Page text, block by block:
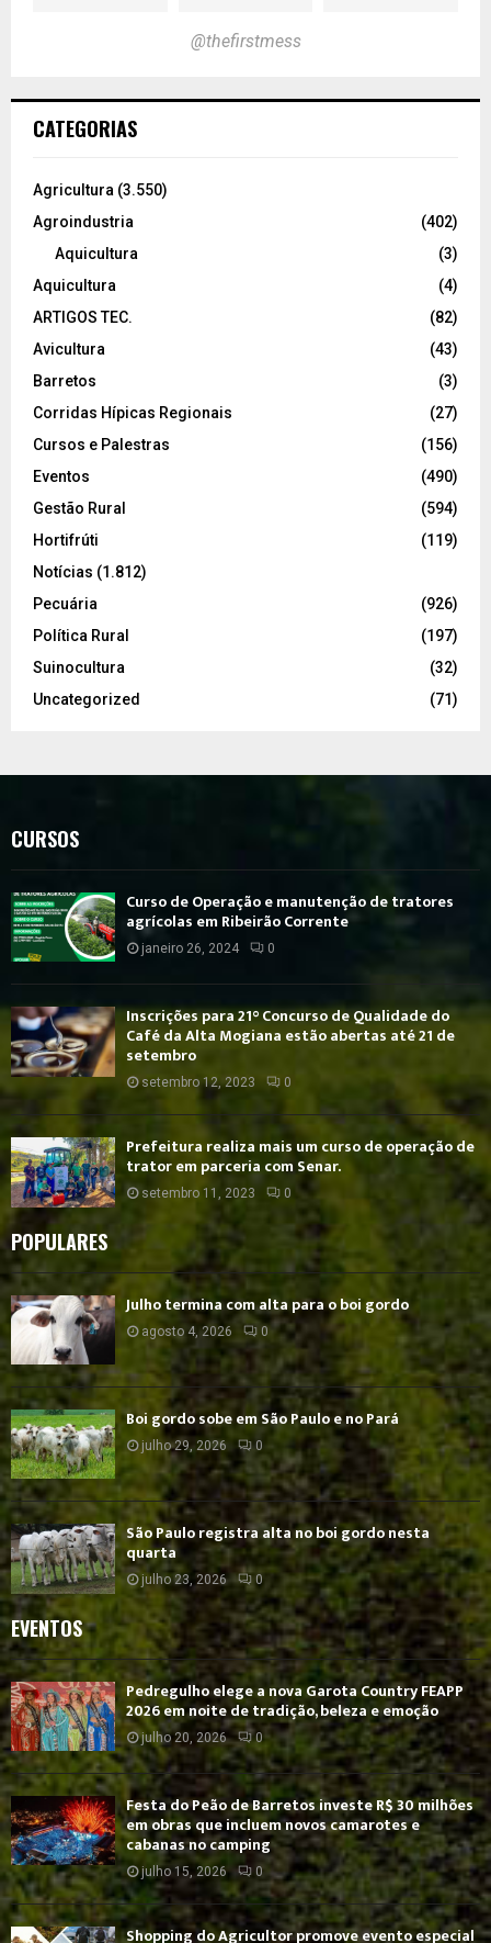
@thefirstmess
CATEGORIAS
Agricultura (3.550)
Agroindustria
(402)
Aquicultura
(3)
Aquicultura
(4)
ARTIGOS TEC.
(82)
Avicultura
(43)
Barretos
(3)
Corridas Hípicas Regionais
(27)
Cursos e Palestras
(156)
Eventos
(490)
Gestão Rural
(594)
Hortifrúti
(119)
Notícias (1.812)
Pecuária
(926)
Política Rural
(197)
Suinocultura
(32)
Uncategorized
(71)
CURSOS
Curso de Operação e manutenção de tratores
agrícolas em Ribeirão Corrente
janeiro 26, 2024 0
Inscrições para 21° Concurso de Qualidade do
Café da Alta Mogiana estão abertas até 21 de
setembro
setembro 12, 2023 0
Prefeitura realiza mais um curso de operação de
trator em parceria com Senar.
setembro 11, 2023 0
POPULARES
Julho termina com alta para o boi gordo
agosto 4, 2026 0
Boi gordo sobe em São Paulo e no Pará
julho 29, 2026 0
São Paulo registra alta no boi gordo nesta
quarta
julho 23, 2026 0
EVENTOS
Pedregulho elege a nova Garota Country FEAPP
2026 em noite de tradição, beleza e emoção
julho 20, 2026 0
Festa do Peão de Barretos investe R$ 30 milhões
em obras que incluem novos camarotes e
cabanas no camping
julho 15, 2026 0
Shopping do Agricultor promove evento especial